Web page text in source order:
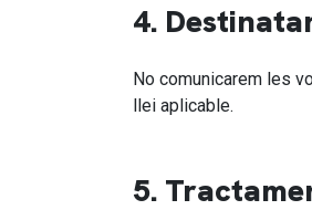
4.
No comunicarem les
llei aplicable.
5.